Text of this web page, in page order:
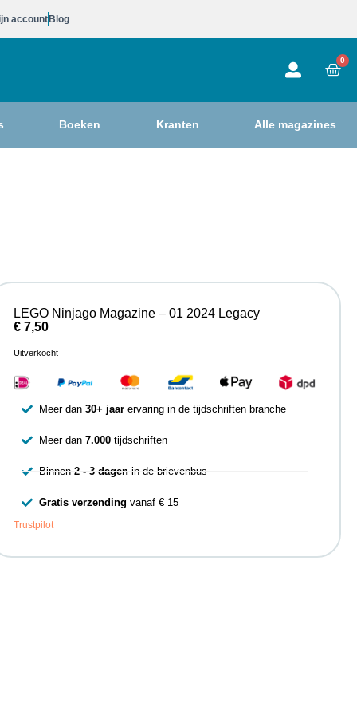
account Blog
0
Boeken Kranten Alle magazines
LEGO Ninjago Magazine – 01 2024 Legacy
€7,50
Uitverkocht
Meer dan30+ jaar ervaring in de tijdschriften branche
Meer dan7.000 tijdschriften
Binnen2 - 3 dagen in de brievenbus
Gratis verzending vanaf € 15
Trustpilot